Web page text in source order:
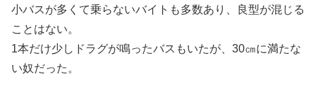
小バスが多くて乗らないバイトも多数あり、良型が混じる
ことはない。
1本だけ少しドラグが鳴ったバスもいたが、30㎝に満たな
い奴だった。